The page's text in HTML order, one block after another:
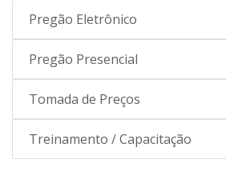
Pregão Eletrônico
Pregão Presencial
Tomada de Preços
Treinamento / Capacitação